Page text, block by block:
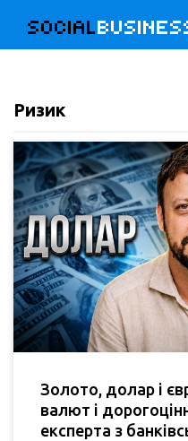
SOCIAL
Ризик
Золото, долар і
валют і
експерта з